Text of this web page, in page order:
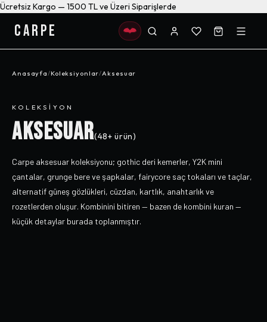
Ücretsiz Kargo — 1500 TL ve Üzeri Siparişlerde
CARPE
Anasayfa/Koleksiyonlar/Aksesuar
KOLEKSIYON
AKSESUAR(48+ ürün)
Carpe aksesuar koleksiyonu; gothic deri kemerler, Y2K mini
çantalar, grunge bere ve şapkalar, fairycore saç tokaları ve taçlar,
alternatif güneş gözlükleri, cüzdan, kartlık, anahtarlık ve
rozetlerden oluşur. Kombinini bitiren — bazen de kombini kuran —
küçük detaylar burada toplanmıştır.